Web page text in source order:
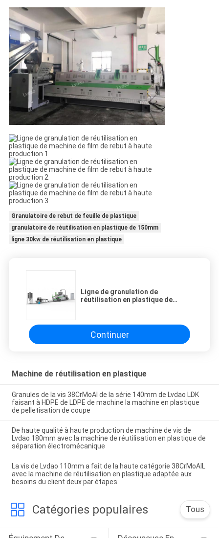
Granulatoire de rebut de feuille de plastique
granulatoire de réutilisation en plastique de 150mm
ligne 30kw de réutilisation en plastique
Ligne de granulation de
réutilisation en plastique de
Continuer
Machine de réutilisation en plastique
Granules de la vis 38CrMoAl de la série 140mm de Lvdao LDK
faisant à HDPE de LDPE de machine la machine en plastique
de pelletisation de coupe
De haute qualité à haute production de machine de vis de
Lvdao 180mm avec la machine de réutilisation en plastique de
séparation électromécanique
La vis de Lvdao 110mm a fait de la haute catégorie 38CrMoAIL
avec la machine de réutilisation en plastique adaptée aux
besoins du client deux par étapes
Catégories populaires Tous